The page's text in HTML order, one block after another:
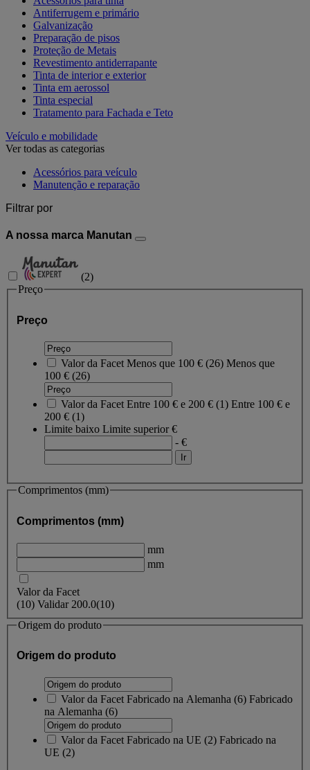
Antiferrugem e primário
Galvanização
Preparação de pisos
Proteção de Metais
Revestimento antiderrapante
Tinta de interior e exterior
Tinta em aerossol
Tinta especial
Tratamento para Fachada e Teto
Veículo e mobilidade
Ver todas as categorias
Acessórios para veículo
Manutenção e reparação
Filtrar por
A nossa marca Manutan
(2)
Preço
Preço
Valor da Facet Menos que 100 € (26) Menos que
100 € (26)
Valor da Facet Entre 100 € e 200 € (1) Entre 100 € e
200 € (1)
Limite baixo Limite superior€
- €
Comprimentos (mm)
Comprimentos (mm)
mm
mm
Valor da Facet
(10) Validar 200.0(10)
Origem do produto
Origem do produto
Valor da Facet Fabricado na Alemanha (6) Fabricado
na Alemanha (6)
Valor da Facet Fabricado na UE (2) Fabricado na
UE (2)